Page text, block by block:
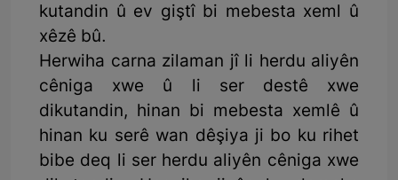
kutandin û ev giştî bi mebesta xeml û
xêzê bû.
Herwiha carna zilaman jî li herdu aliyên
cêniga xwe û li ser destê xwe
dikutandin, hinan bi mebesta xemlê û
hinan ku serê wan dêşiya ji bo ku rihet
bibe deq li ser herdu aliyên cêniga xwe